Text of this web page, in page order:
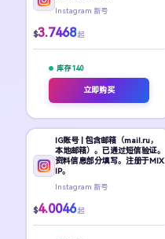
Instagram 新号
$3.7468 起
库存 140
立即购买
IG账号 | 包含邮箱（mail.ru，
本地邮箱）。已通过短信验证。
资料信息部分填写。注册于MIX
IP。
Instagram 新号
$4.0046 起